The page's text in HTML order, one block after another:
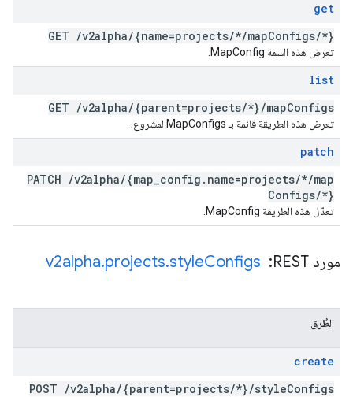
get
GET /v2alpha/{name=projects/*/mapConfigs/*}
تعرض هذه السمة MapConfig.
list
GET /v2alpha/{parent=projects/*}/mapConfigs
تعرض هذه الطريقة قائمة بـ MapConfigs لمشروع.
patch
PATCH /v2alpha/{map config . name=projects/*/map
Configs/*}
تعدّل هذه الطريقة MapConfig.
مورد REST: ‏ v2alpha.projects.styleConfigs
الطُرق
create
POST /v2alpha/{parent=projects/*}/styleConfigs